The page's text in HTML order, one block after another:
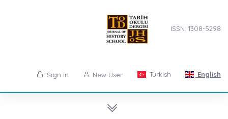
ISSN: 1308-5298
Sign in New User Turkish English